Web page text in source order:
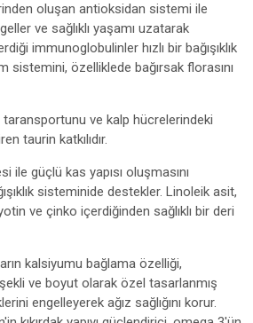
oluşan antioksidan sistemi ile
ve sağlıklı yaşamı uzatarak
immunoglobulinler hızlı bir bağışıklık
sistemini, özelliklede bağırsak florasını
taransportunu ve kalp hücrelerindeki
taurin katkılıdır.
ile güçlü kas yapısı oluşmasını
sisteminide destekler. Linoleik asit,
ve çinko içerdiğinden sağlıklı bir deri
kalsiyumu bağlama özelliği,
ve boyut olarak özel tasarlanmış
engelleyerek ağız sağlığını korur.